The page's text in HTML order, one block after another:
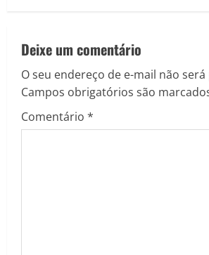
n
u
e
Deixe um comentário
O seu endereço de e-mail não
Campos obrigatórios são
Comentário *